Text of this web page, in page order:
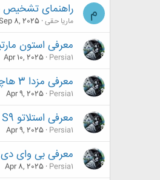
م راهنمای تشخیص
ماریا حقی 8, 2025
معرفی استون
Persia1
Apr 10, 2025
معرفی مزدا 3 هاچبک 2009
Persia1
Apr 9, 2025
معرفی استلاتو S9 برد بلند
Persia1
Apr 9, 2025
معرفی بی وای دی
Persia1
Apr 8, 2025